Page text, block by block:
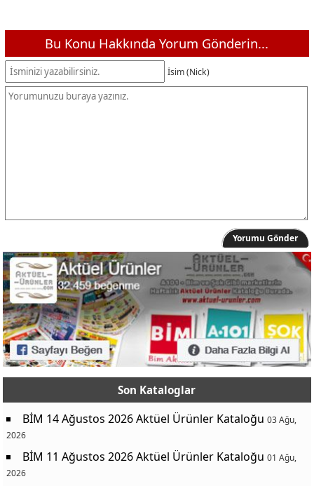
Bu Konu Hakkında Yorum Gönderin...
İsim (Nick)
Yorumu Gönder
Son Kataloglar
BİM 14 Ağustos 2026 Aktüel Ürünler Kataloğu 03 Ağu,
2026
BİM 11 Ağustos 2026 Aktüel Ürünler Kataloğu 01 Ağu,
2026